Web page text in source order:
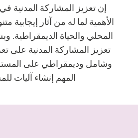
إن تعزيز المشاركة المدنية في
الأهمية لما له من آثار إيجابية
المحلي والحياة الديمقراطية.
تعزيز المشاركة المدنية على
وشامل وديمقراطي على
المهم إنشاء آليات